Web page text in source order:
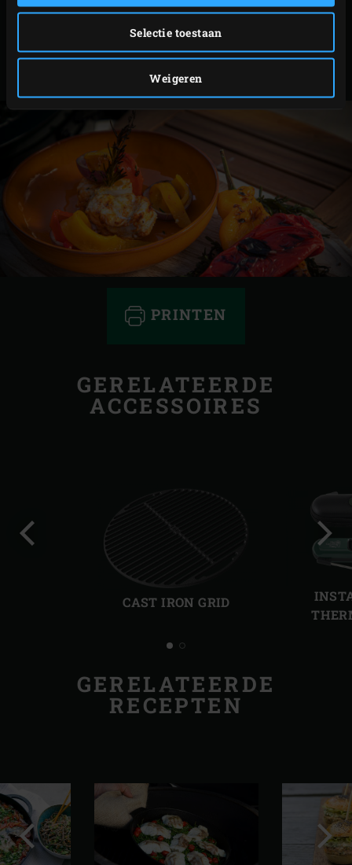
Selectie toestaan
Weigeren
bestrooi met peper en zout naar smaak. Haal de
ringen van de uien los.
Leg op elk bord een gegrilde zeeduivelmoot en leg de
uienringen en de paprikarepen rondom.
PRINTEN
GERELATEERDE
ACCESSOIRES
CAST IRON GRID
GERELATEERDE
RECEPTEN